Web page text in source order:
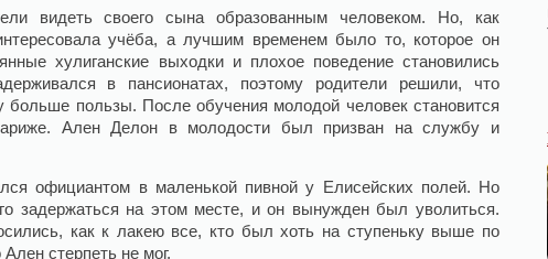
видеть своего сына образованным человеком. Но, как
учёба, а лучшим временем было то, которое он
хулиганские выходки и плохое поведение становились
в пансионатах, поэтому родители решили, что
больше пользы. После обучения молодой человек становится
Ален Делон в молодости был призван на службу и
официантом в маленькой пивной у Елисейских полей. Но
задержаться на этом месте, и он вынужден был уволиться.
как к лакею все, кто был хоть на ступеньку выше по
стерпеть не мог.